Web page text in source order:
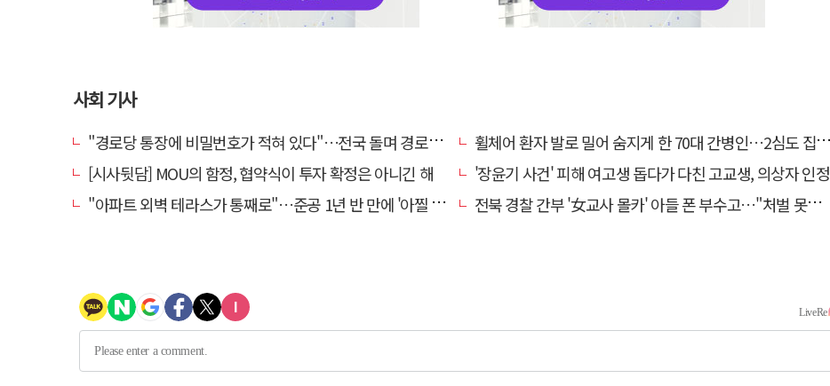
사회 기사
"경로당 통장에 비밀번호가 적혀 있다"…전국 돌며 경로당 13곳 턴 30대 구속
휠체어 환자 발로 밀어 숨지게 한 70대 간병인…2심도 집행유예
[시사뒷담] MOU의 함정, 협약식이 투자 확정은 아니긴 해
'장윤기 사건' 피해 여고생 돕다가 다친 고교생, 의상자 인정
"아파트 외벽 테라스가 통째로"…준공 1년 반 만에 '아찔 사고'
전북 경찰 간부 '女교사 몰카' 아들 폰 부수고…"처벌 못하는 사안" 내부망에 글